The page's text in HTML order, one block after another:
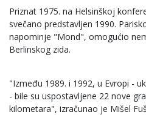
Priznat 1975. na Helsinškoj
svečano predstavljen 1990.
napominje "Mond", omogućio
Berlinskog zida.
"Između 1989. i 1992, u Evropi -
- bile su uspostavljene 22 nove
kilometara", izračunao je Mišel